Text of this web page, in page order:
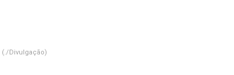
(./Divulgação)